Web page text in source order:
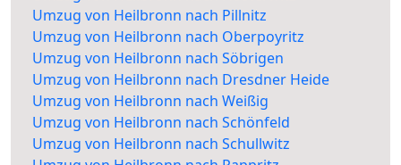
Umzug von Heilbronn nach Pillnitz
Umzug von Heilbronn nach Oberpoyritz
Umzug von Heilbronn nach Söbrigen
Umzug von Heilbronn nach Dresdner Heide
Umzug von Heilbronn nach Weißig
Umzug von Heilbronn nach Schönfeld
Umzug von Heilbronn nach Schullwitz